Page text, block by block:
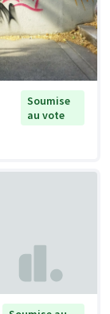
Soumise
au vote